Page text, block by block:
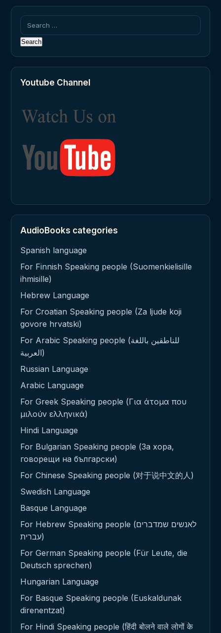
Search
for:
Youtube Channel
AudioBooks categories
Spanish language
For Finnish Speaking people (Suomenkielisille
ihmisille)
Hebrew Language
For Croatian Speaking people (Za ljude koji
govore hrvatski)
For Arabic Speaking people (للناطقين باللغة
العربية)
Russian Language
Arabic Language
For Greek Speaking people (Για άτομα που
μιλούν ελληνικά)
Hindi Language
For Bulgarian Speaking people (За хора,
говорещи на български)
For Chinese Speaking people (对于说中文的人)
Swedish Language
Basque Language
For Hebrew Speaking people (לאנשים שמדברים
עברית)
For German Speaking people (Für Leute, die
Deutsch sprechen)
Hungarian Language
For Basque Speaking people (Euskaldunak
direnentzat)
For Hindi Speaking people (हिंदी बोलने वाले लोगों के